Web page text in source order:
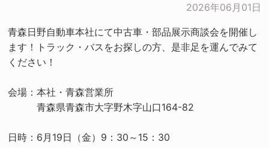
2026年06月01日
青森日野自動車本社にて中古車・部品展示商談会を開催し
ます！トラック・バスをお探しの方、是非足を運んでみて
ください！
会場：本社・青森営業所
青森県青森市大字野木字山口164-82
日時：6月19日（金）9：30～15：30